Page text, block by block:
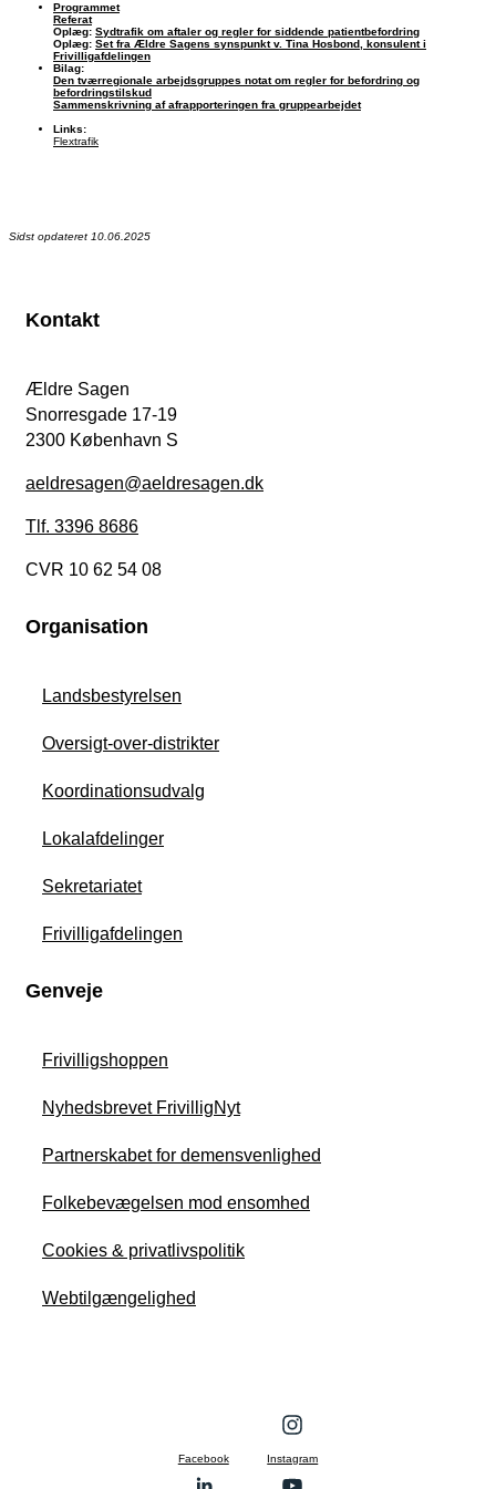
Programmet
Referat
Oplæg: Sydtrafik om aftaler og regler for siddende patientbefordring
Oplæg: Set fra Ældre Sagens synspunkt v. Tina Hosbond, konsulent i
Frivilligafdelingen
Bilag:
Den tværregionale arbejdsgruppes notat om regler for befordring og
befordringstilskud
Sammenskrivning af afrapporteringen fra gruppearbejdet
Links:
Flextrafik
Sidst opdateret 10.06.2025
Kontakt
Ældre Sagen
Snorresgade 17-19
2300 København S
aeldresagen@aeldresagen.dk
Tlf. 3396 8686
CVR 10 62 54 08
Organisation
Landsbestyrelsen
Oversigt-over-distrikter
Koordinationsudvalg
Lokalafdelinger
Sekretariatet
Frivilligafdelingen
Genveje
Frivilligshoppen
Nyhedsbrevet FrivilligNyt
Partnerskabet for demensvenlighed
Folkebevægelsen mod ensomhed
Cookies & privatlivspolitik
Webtilgængelighed
Facebook Instagram